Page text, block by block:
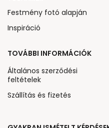
Festmény fotó alapján
Inspiráció
TOVÁBBI INFORMÁCIÓK
Általános szerződési
feltételek
Szállítás és fizetés